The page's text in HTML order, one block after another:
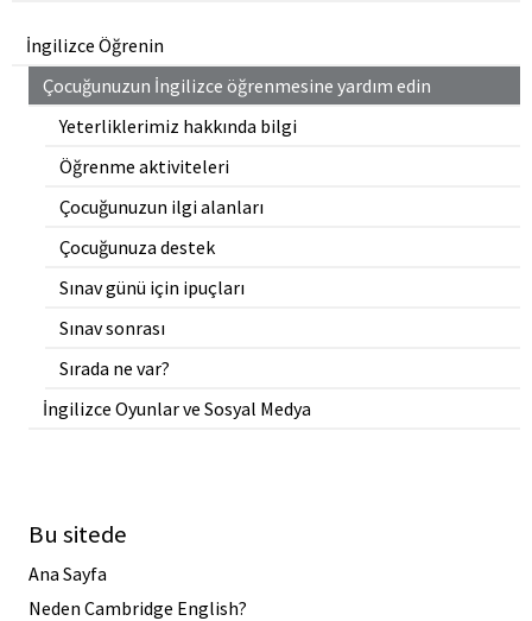
İngilizce Öğrenin
Çocuğunuzun İngilizce öğrenmesine yardım edin
Yeterliklerimiz hakkında bilgi
Öğrenme aktiviteleri
Çocuğunuzun ilgi alanları
Çocuğunuza destek
Sınav günü için ipuçları
Sınav sonrası
Sırada ne var?
İngilizce Oyunlar ve Sosyal Medya
Bu sitede
Ana Sayfa
Neden Cambridge English?